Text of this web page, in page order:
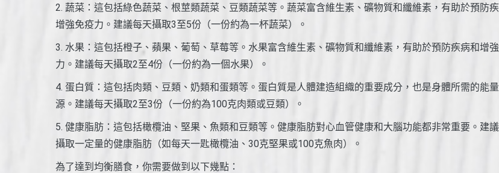
2. 蔬菜：這包括綠色蔬菜、根莖類蔬菜、豆類蔬菜等。蔬菜富含維生素、礦物質和纖維素，有助於預防
增強免疫力。建議每天攝取3至5份（一份約為一杯蔬菜）。
3. 水果：這包括橙子、蘋果、葡萄、草莓等。水果富含維生素、礦物質和纖維素，有助於預防疾病和增
力。建議每天攝取2至4份（一份約為一個水果）。
4. 蛋白質：這包括肉類、豆類、奶類和蛋類等。蛋白質是人體建造組織的重要成分，也是身體所需的能
源。建議每天攝取2至3份（一份約為100克肉類或豆類）。
5. 健康脂肪：這包括橄欖油、堅果、魚類和豆類等。健康脂肪對心血管健康和大腦功能都非常重要。建
攝取一定量的健康脂肪（如每天一匙橄欖油、30克堅果或100克魚肉）。
為了達到均衡膳食，你需要做到以下幾點：